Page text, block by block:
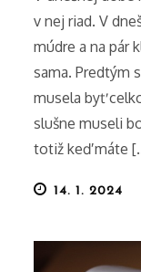
v nej riad. V
múdre a na pár
sama. Predtým
musela byť
slušne museli
totiž keď máte
Posted
14. 1. 2024